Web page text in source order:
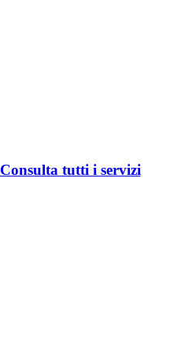
Consulta tutti i servizi